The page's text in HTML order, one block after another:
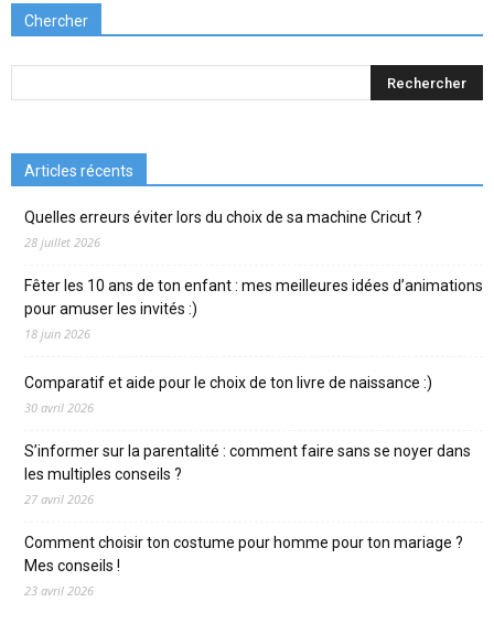
Chercher
Articles récents
Quelles erreurs éviter lors du choix de sa machine Cricut ?
28 juillet 2026
Fêter les 10 ans de ton enfant : mes meilleures idées d’animations
pour amuser les invités :)
18 juin 2026
Comparatif et aide pour le choix de ton livre de naissance :)
30 avril 2026
S’informer sur la parentalité : comment faire sans se noyer dans
les multiples conseils ?
27 avril 2026
Comment choisir ton costume pour homme pour ton mariage ?
Mes conseils !
23 avril 2026